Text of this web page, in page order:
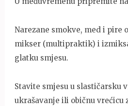
Narezane smokve, med i pire
mikser (multipraktik) i
glatku smjesu.
Stavite smjesu u slastičarsku
ukrašavanje ili običnu vrećicu